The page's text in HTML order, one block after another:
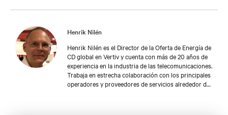
Henrik Nilén
Henrik Nilén es el Director de la Oferta de Energía de
CD global en Vertiv y cuenta con más de 20 años de
experiencia en la industria de las telecomunicaciones.
Trabaja en estrecha colaboración con los principales
operadores y proveedores de servicios alrededor del